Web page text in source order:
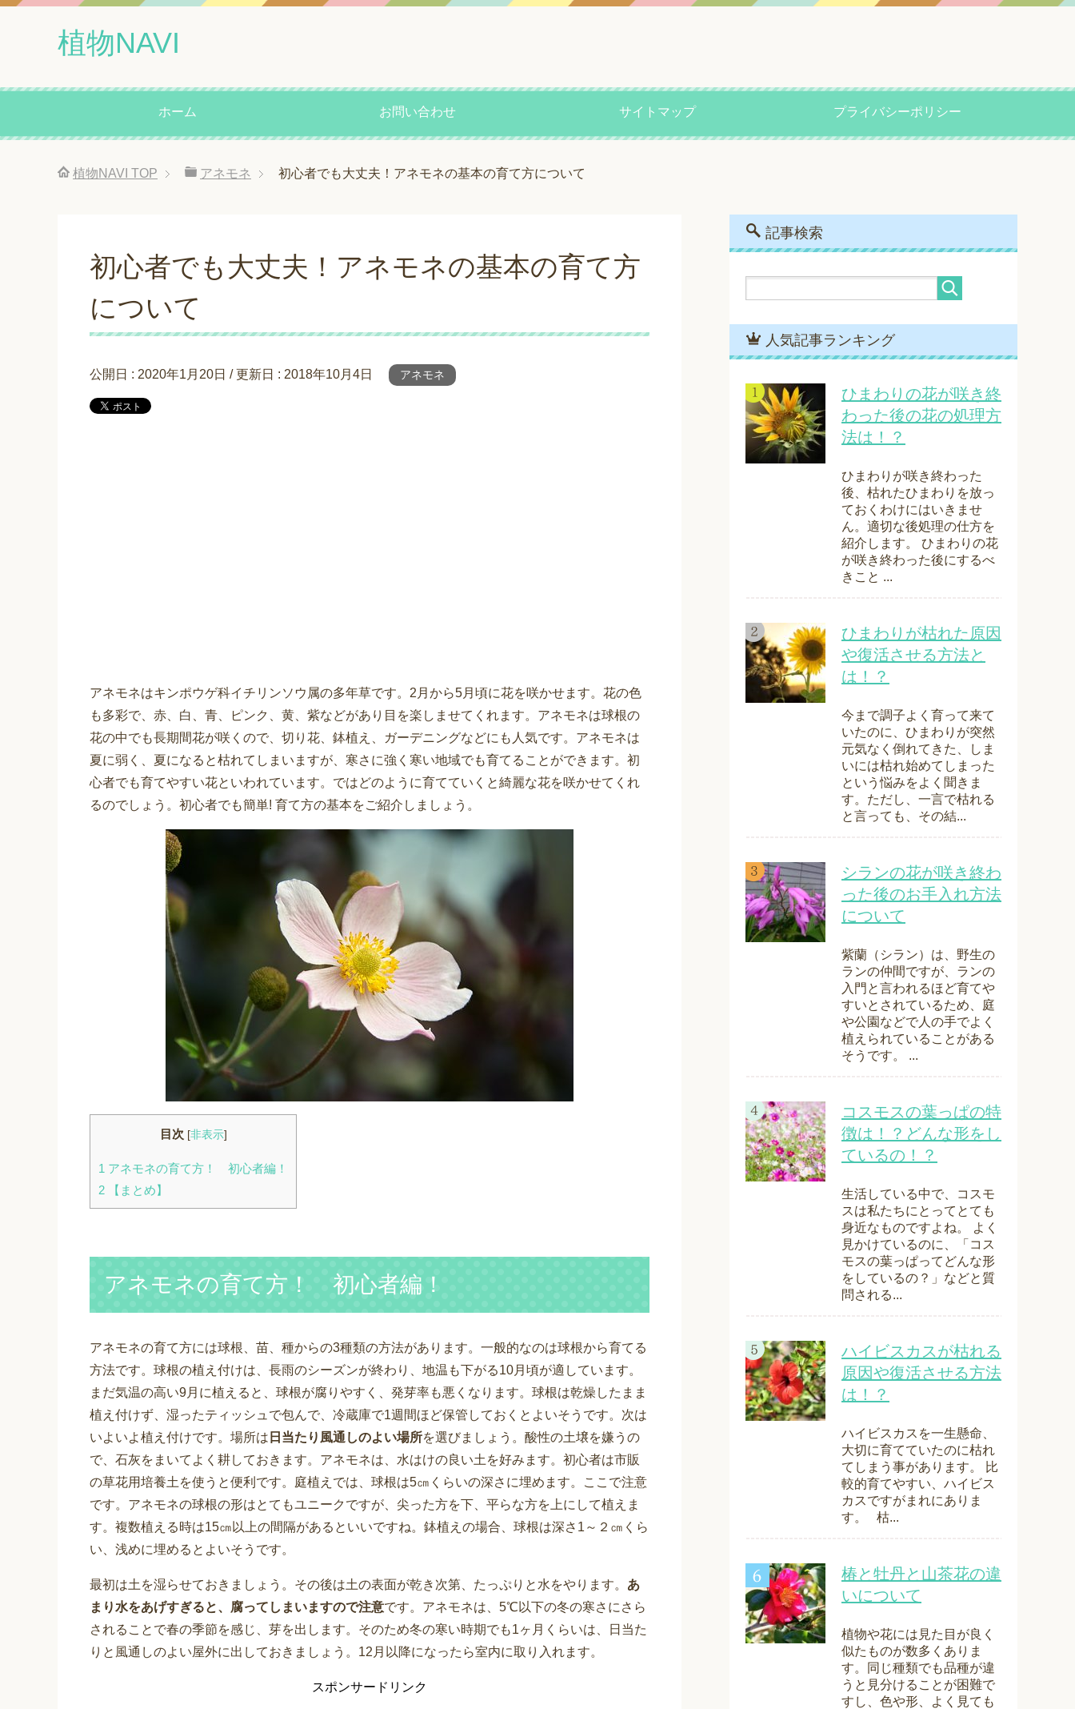
植物NAVI
ホーム お問い合わせ サイトマップ プライバシーポリシー
植物NAVI TOP アネモネ 初心者でも大丈夫！アネモネの基本の育て方について
初心者でも大丈夫！アネモネの基本の育て方
について
公開日 : 2020年1月20日 / 更新日 : 2018年10月4日 アネモネ
アネモネはキンポウゲ科イチリンソウ属の多年草です。2月から5月頃に花を咲かせます。花の色
も多彩で、赤、白、青、ピンク、黄、紫などがあり目を楽しませてくれます。アネモネは球根の
花の中でも長期間花が咲くので、切り花、鉢植え、ガーデニングなどにも人気です。アネモネは
夏に弱く、夏になると枯れてしまいますが、寒さに強く寒い地域でも育てることができます。初
心者でも育てやすい花といわれています。ではどのように育てていくと綺麗な花を咲かせてくれ
るのでしょう。初心者でも簡単! 育て方の基本をご紹介しましょう。
目次 [非表示]
1 アネモネの育て方！ 初心者編！
2 【まとめ】
アネモネの育て方！ 初心者編！
アネモネの育て方には球根、苗、種からの3種類の方法があります。一般的なのは球根から育てる
方法です。球根の植え付けは、長雨のシーズンが終わり、地温も下がる10月頃が適しています。
まだ気温の高い9月に植えると、球根が腐りやすく、発芽率も悪くなります。球根は乾燥したまま
植え付けず、湿ったティッシュで包んで、冷蔵庫で1週間ほど保管しておくとよいそうです。次は
いよいよ植え付けです。場所は 日当たり風通しのよい場所を選びましょう。酸性の土壌を嫌うの
で、石灰をまいてよく耕しておきます。アネモネは、水はけの良い土を好みます。初心者は市販
の草花用培養土を使うと便利です。庭植えでは、球根は5㎝くらいの深さに埋めます。ここで注意
です。アネモネの球根の形はとてもユニークですが、尖った方を下、平らな方を上にして植えま
す。複数植える時は15㎝以上の間隔があるといいですね。鉢植えの場合、球根は深さ1～２㎝くら
い、浅めに埋めるとよいそうです。
最初は土を湿らせておきましょう。その後は土の表面が乾き次第、たっぷりと水をやります。 あ
まり水をあげすぎると、腐ってしまいますので注意です。アネモネは、5℃以下の冬の寒さにさら
されることで春の季節を感じ、芽を出します。そのため冬の寒い時期でも1ヶ月くらいは、日当た
りと風通しのよい屋外に出しておきましょう。12月以降になったら室内に取り入れます。
スポンサードリンク
記事検索
人気記事ランキング
ひまわりの花が咲き終
わった後の花の処理方
法は！？
ひまわりが咲き終わった
後、枯れたひまわりを放っ
ておくわけにはいきませ
ん。適切な後処理の仕方を
紹介します。 ひまわりの花
が咲き終わった後にするべ
きこと ...
ひまわりが枯れた原因
や復活させる方法と
は！？
今まで調子よく育って来て
いたのに、ひまわりが突然
元気なく倒れてきた、しま
いには枯れ始めてしまった
という悩みをよく聞きま
す。ただし、一言で枯れる
と言っても、その結...
シランの花が咲き終わ
った後のお手入れ方法
について
紫蘭（シラン）は、野生の
ランの仲間ですが、ランの
入門と言われるほど育てや
すいとされているため、庭
や公園などで人の手でよく
植えられていることがある
そうです。 ...
コスモスの葉っぱの特
徴は！？どんな形をし
ているの！？
生活している中で、コスモ
スは私たちにとってとても
身近なものですよね。 よく
見かけているのに、「コス
モスの葉っぱってどんな形
をしているの？」などと質
問される...
ハイビスカスが枯れる
原因や復活させる方法
は！？
ハイビスカスを一生懸命、
大切に育てていたのに枯れ
てしまう事があります。 比
較的育てやすい、ハイビス
カスですがまれにありま
す。 枯...
椿と牡丹と山茶花の違
いについて
植物や花には見た目が良く
似たものが数多くありま
す。同じ種類でも品種が違
うと見分けることが困難で
すし、色や形、よく見ても